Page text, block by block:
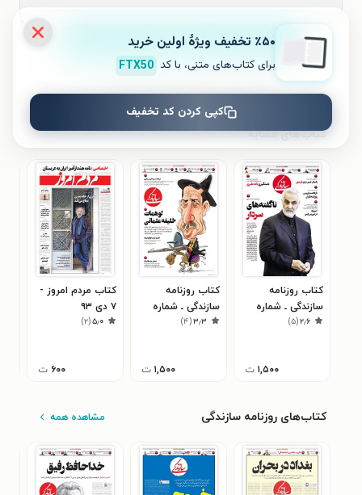
ثبت نظر
کتاب‌های مشابه
کتاب روزنامه
سازندگی ـ شماره
۴۸۶ ـ ۱۰ مهر ۹۸۲٫۶(۵)
۱,۵۰۰ ت
کتاب روزنامه
سازندگی ـ شماره
۸۲۳ ـ ۲۲ آذر ۹۹۳٫۳(۴)
۱,۵۰۰ ت
کتاب مردم امروز -
۷ دی ۹۳
۵٫۰(۲)
۶۰۰ ت
کتاب‌های روزنامه سازندگی مشاهده همه
٪۵۰ تخفیف ویژۀ اولین خرید
برای کتاب‌های متنی، با کد FTX50
کپی کردن کد تخفیف